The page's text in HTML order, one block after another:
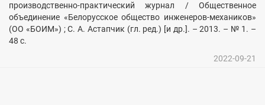
производственно-практический журнал / Общественное
объединение «Белорусское общество инженеров-механиков»
(ОО «БОИМ») ; С. А. Астапчик (гл. ред.) [и др.]. – 2013. – № 1. –
48 с.
2022-09-21